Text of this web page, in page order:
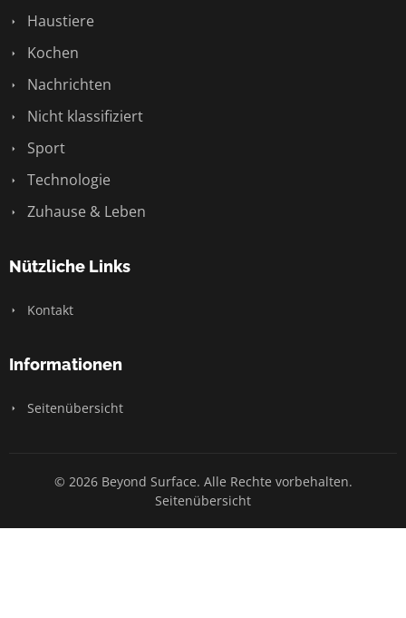
Haustiere
Kochen
Nachrichten
Nicht klassifiziert
Sport
Technologie
Zuhause & Leben
Nützliche Links
Kontakt
Informationen
Seitenübersicht
© 2026 Beyond Surface. Alle Rechte vorbehalten.
Seitenübersicht